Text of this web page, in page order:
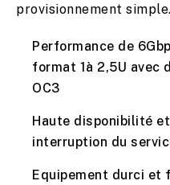
provisionnement simple.
Performance de
format 1à 2,5U avec
OC3
Haute disponibilité
interruption du
Equipement durci et